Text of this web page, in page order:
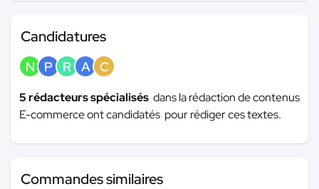
Candidatures
N P R A C
5 rédacteurs spécialisés dans la rédaction de contenus
E-commerce ont candidatés pour rédiger ces textes.
Commandes similaires